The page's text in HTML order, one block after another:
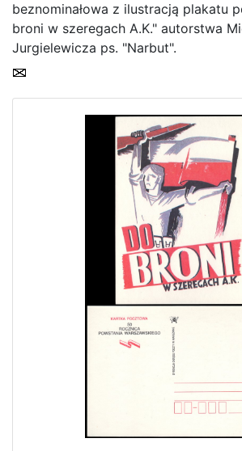
Home page
Current auction
beznominałowa z ilustracją plakatu
broni w szeregach A.K." autorstwa
Jurgielewicza ps. "Narbut".